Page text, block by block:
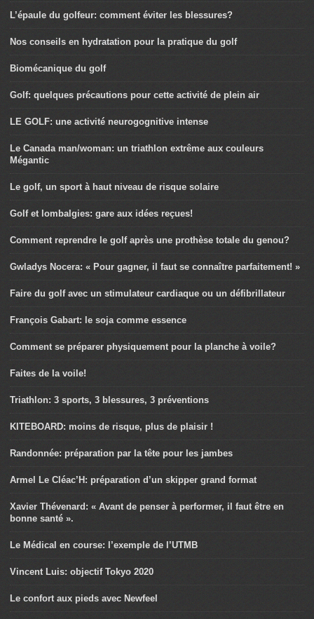
L’épaule du golfeur: comment éviter les blessures?
Nos conseils en hydratation pour la pratique du golf
Biomécanique du golf
Golf: quelques précautions pour cette activité de plein air
LE GOLF: une activité neurogognitive intense
Le Canada man/woman: un triathlon extrême aux couleurs
Mégantic
Le golf, un sport à haut niveau de risque solaire
Golf et lombalgies: gare aux idées reçues!
Comment reprendre le golf après une prothèse totale du genou?
Gwladys Nocera: « Pour gagner, il faut se connaître parfaitement! »
Faire du golf avec un stimulateur cardiaque ou un défibrillateur
François Gabart: le soja comme essence
Comment se préparer physiquement pour la planche à voile?
Faites de la voile!
Triathlon: 3 sports, 3 blessures, 3 préventions
KITEBOARD: moins de risque, plus de plaisir !
Randonnée: préparation par la tête pour les jambes
Armel Le Cléac’H: préparation d’un skipper grand format
Xavier Thévenard: « Avant de penser à performer, il faut être en
bonne santé ».
Le Médical en course: l’exemple de l’UTMB
Vincent Luis: objectif Tokyo 2020
Le confort aux pieds avec Newfeel